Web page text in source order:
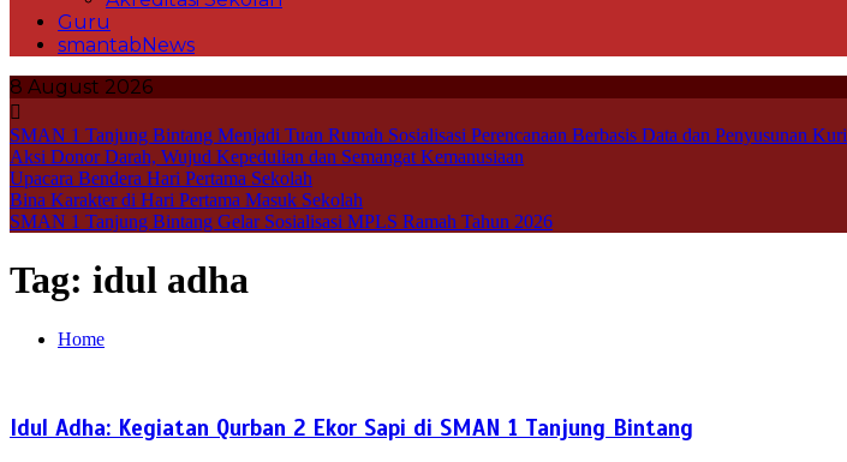
Guru
smantabNews
8 August 2026
SMAN 1 Tanjung Bintang Menjadi Tuan Rumah Sosialisasi Perencanaan Berbasis Data dan Penyusunan
Aksi Donor Darah, Wujud Kepedulian dan Semangat Kemanusiaan
Upacara Bendera Hari Pertama Sekolah
Bina Karakter di Hari Pertama Masuk Sekolah
SMAN 1 Tanjung Bintang Gelar Sosialisasi MPLS Ramah Tahun 2026
Tag: idul adha
Home
Idul Adha: Kegiatan Qurban 2 Ekor Sapi di SMAN 1 Tanjung Bintang